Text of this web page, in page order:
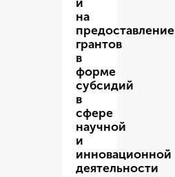
и
на
предоставление
грантов
в
форме
субсидий
в
сфере
научной
и
инновационной
деятельности